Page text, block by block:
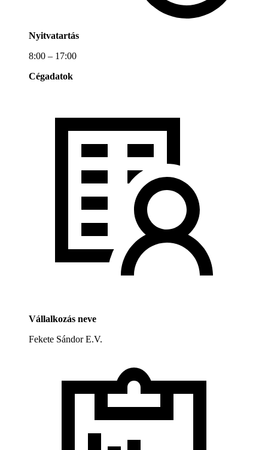
Nyitvatartás
8:00 – 17:00
Cégadatok
Vállalkozás neve
Fekete Sándor E.V.